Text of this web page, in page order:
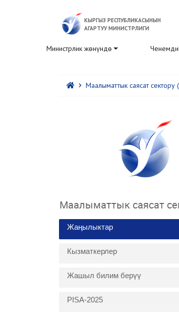
КЫРГЫЗ РЕСПУБЛИКАСЫНЫН
АГАРТУУ МИНИСТРЛИГИ
Министрлик жөнүндө
Маалыматтык саясат сектору
Маалыматтык саясат
Жаңылыктар
Кызматкерлер
Жашыл билим берүү
PISA-2025